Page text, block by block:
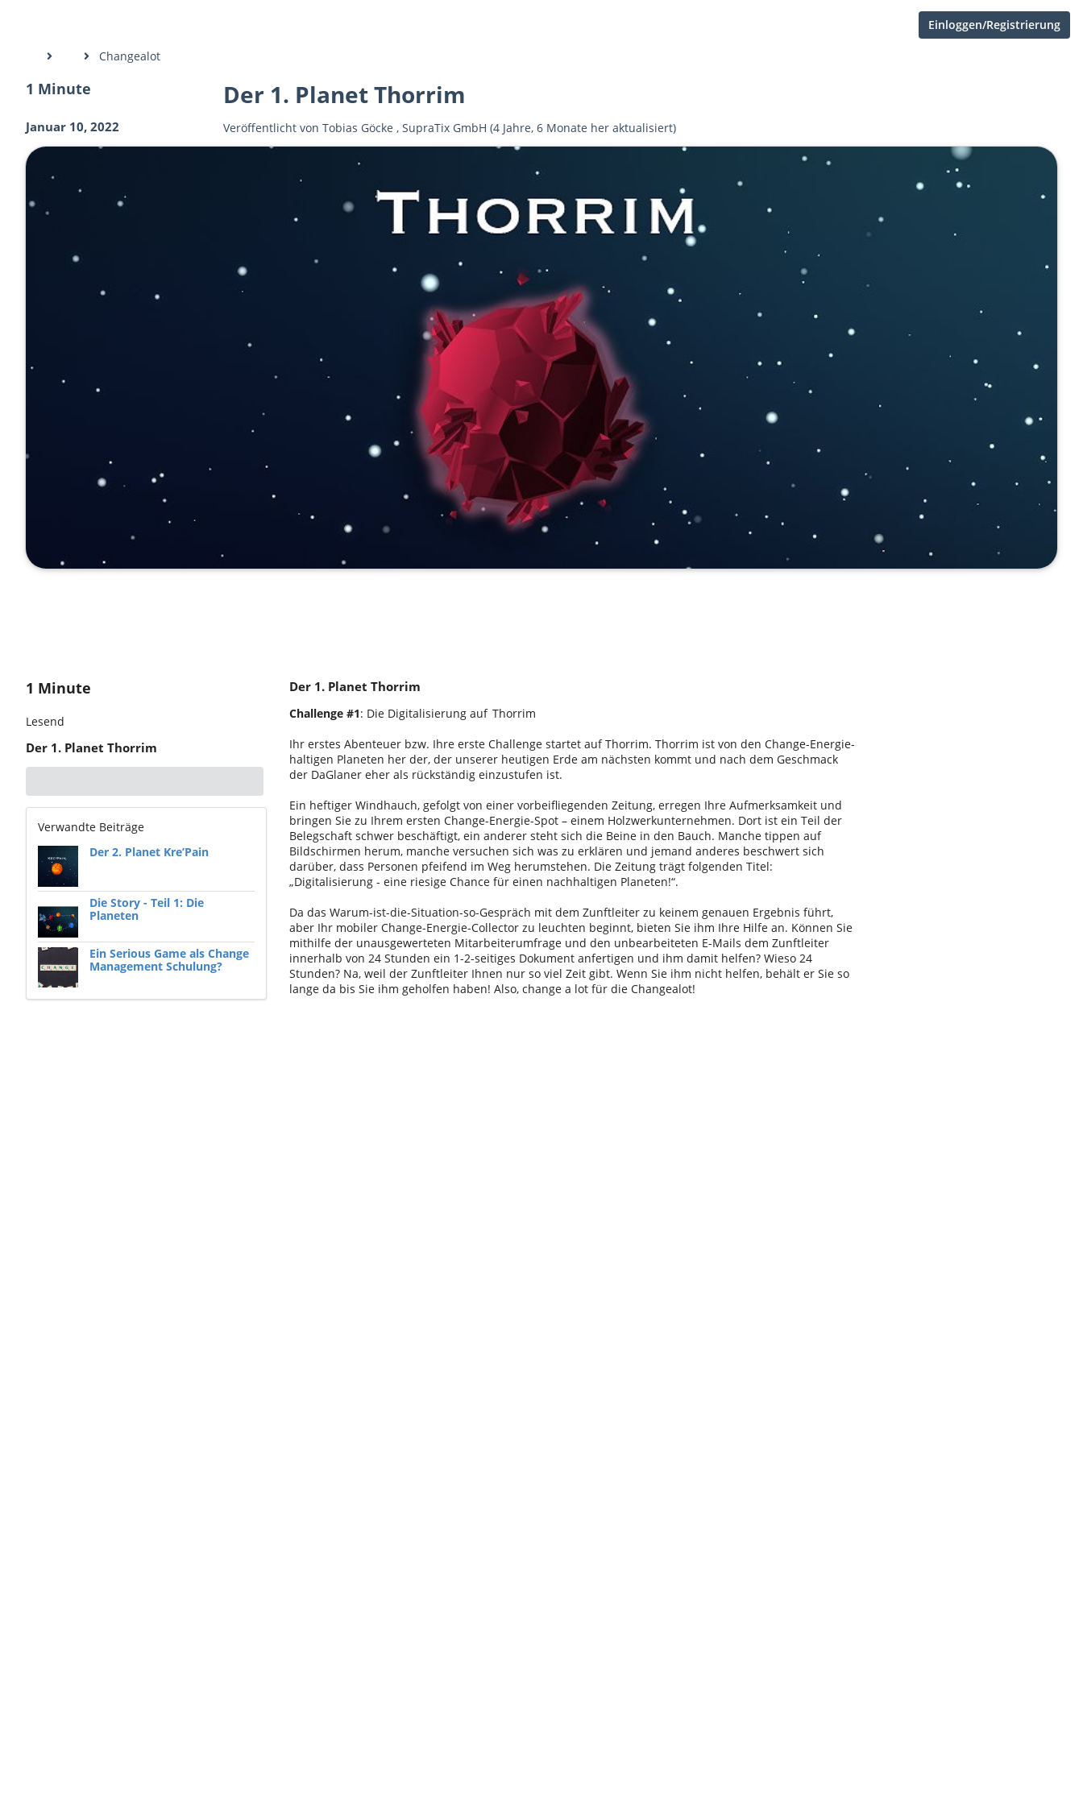
Einloggen/Registrierung
Changealot
1 Minute
Januar 10, 2022
Der 1. Planet Thorrim
Veröffentlicht vonTobias Göcke ,SupraTix GmbH (4 Jahre, 6 Monate her aktualisiert)
1 Minute
Lesend
Der 1. Planet Thorrim
Verwandte Beiträge
Der 2. Planet Kre’Pain
Die Story - Teil 1: Die
Planeten
Ein Serious Game als Change
Management Schulung?
Der 1. Planet Thorrim
Challenge #1: Die Digitalisierung auf Thorrim
Ihr erstes Abenteuer bzw. Ihre erste Challenge startet auf Thorrim. Thorrim ist von den Change-Energie-
haltigen Planeten her der, der unserer heutigen Erde am nächsten kommt und nach dem Geschmack
der DaGlaner eher als rückständig einzustufen ist.
Ein heftiger Windhauch, gefolgt von einer vorbeifliegenden Zeitung, erregen Ihre Aufmerksamkeit und
bringen Sie zu Ihrem ersten Change-Energie-Spot – einem Holzwerkunternehmen. Dort ist ein Teil der
Belegschaft schwer beschäftigt, ein anderer steht sich die Beine in den Bauch. Manche tippen auf
Bildschirmen herum, manche versuchen sich was zu erklären und jemand anderes beschwert sich
darüber, dass Personen pfeifend im Weg herumstehen. Die Zeitung trägt folgenden Titel:
„Digitalisierung - eine riesige Chance für einen nachhaltigen Planeten!“.
Da das Warum-ist-die-Situation-so-Gespräch mit dem Zunftleiter zu keinem genauen Ergebnis führt,
aber Ihr mobiler Change-Energie-Collector zu leuchten beginnt, bieten Sie ihm Ihre Hilfe an. Können Sie
mithilfe der unausgewerteten Mitarbeiterumfrage und den unbearbeiteten E-Mails dem Zunftleiter
innerhalb von 24 Stunden ein 1-2-seitiges Dokument anfertigen und ihm damit helfen? Wieso 24
Stunden? Na, weil der Zunftleiter Ihnen nur so viel Zeit gibt. Wenn Sie ihm nicht helfen, behält er Sie so
lange da bis Sie ihm geholfen haben! Also, change a lot für die Changealot!